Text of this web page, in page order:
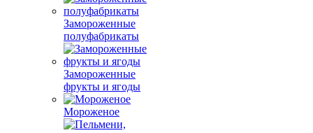
Замороженные
полуфабрикаты
Замороженные
фрукты и ягоды
Мороженое